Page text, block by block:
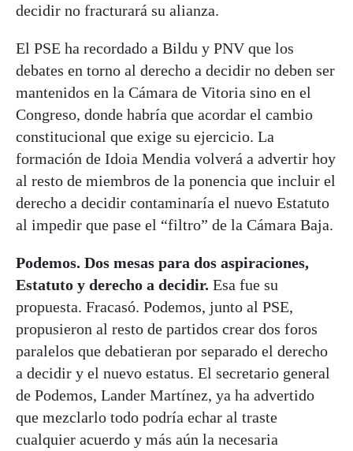
decidir no fracturará su alianza.
El PSE ha recordado a Bildu y PNV que los
debates en torno al derecho a decidir no deben ser
mantenidos en la Cámara de Vitoria sino en el
Congreso, donde habría que acordar el cambio
constitucional que exige su ejercicio. La
formación de Idoia Mendia volverá a advertir hoy
al resto de miembros de la ponencia que incluir el
derecho a decidir contaminaría el nuevo Estatuto
al impedir que pase el “filtro” de la Cámara Baja.
Podemos. Dos mesas para dos aspiraciones,
Estatuto y derecho a decidir. Esa fue su
propuesta. Fracasó. Podemos, junto al PSE,
propusieron al resto de partidos crear dos foros
paralelos que debatieran por separado el derecho
a decidir y el nuevo estatus. El secretario general
de Podemos, Lander Martínez, ya ha advertido
que mezclarlo todo podría echar al traste
cualquier acuerdo y más aún la necesaria